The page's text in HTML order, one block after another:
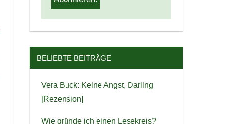
BELIEBTE BEITRÄGE
Vera Buck: Keine Angst, Darling
[Rezension]
Wie gründe ich einen Lesekreis?